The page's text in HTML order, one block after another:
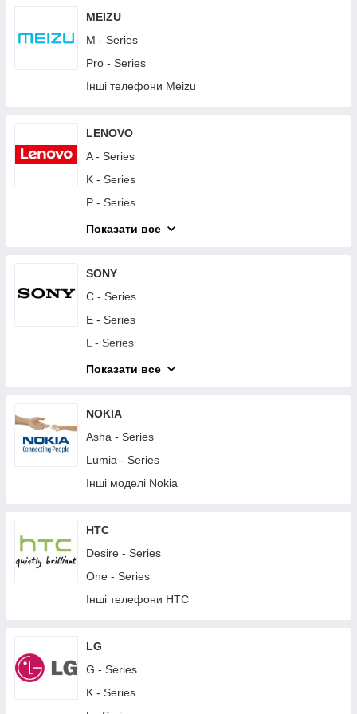
Y - Series
Інші телефони Huawei
Планшети Huawei
MEIZU
M - Series
Pro - Series
Інші телефони Meizu
LENOVO
A - Series
K - Series
P - Series
S - Series
Другие телефоны Lenovo
Планшети Lenovo
Показати все
SONY
C - Series
E - Series
L - Series
M - Series
X - Series
XA - Series
XZ - Series
Z - Series
Планшети Sony
Показати все
NOKIA
Asha - Series
Lumia - Series
Інші моделі Nokia
HTC
Desire - Series
One - Series
Інші телефони HTC
LG
G - Series
K - Series